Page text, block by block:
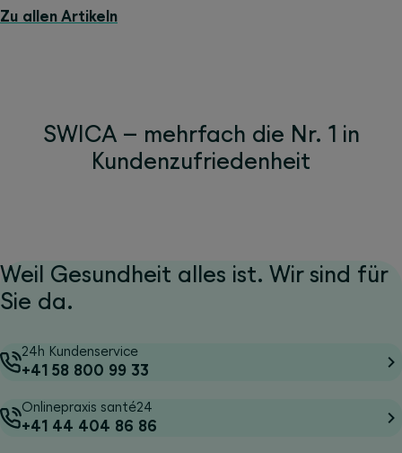
Zu allen Artikeln
SWICA – mehrfach die Nr. 1 in
Kundenzufriedenheit
Weil Gesundheit alles ist. Wir sind für
Sie da.
24h Kundenservice
+41 58 800 99 33
Onlinepraxis santé24
+41 44 404 86 86